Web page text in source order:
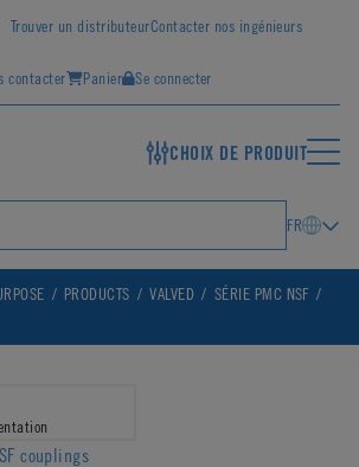
Trouver un distributeurContacter nos ingénieurs
contacter Panier Se connecter
CHOIX DE PRODUIT
FR
PRODUCTS VALVED
SÉRIE PMC NSF
couplings